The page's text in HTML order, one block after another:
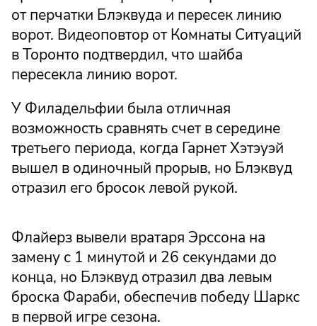
от перчатки Блэквуда и пересек линию
ворот. Видеоповтор от Комнаты Ситуаций
в Торонто подтвердил, что шайба
пересекла линию ворот.
У Филадельфии была отличная
возможность сравнять счет в середине
третьего периода, когда Гарнет Хэтэуэй
вышел в одиночный прорыв, но Блэквуд
отразил его бросок левой рукой.
Флайерз вывели вратаря Эрссона на
замену с 1 минутой и 26 секундами до
конца, но Блэквуд отразил два левым
броска Фараби, обеспечив победу Шаркс
в первой игре сезона.